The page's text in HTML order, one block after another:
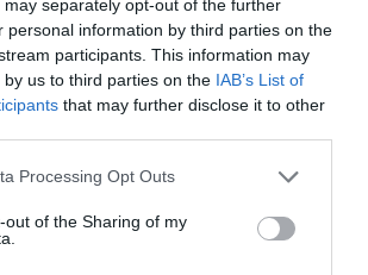
separately opt-out of the further
personal information by third parties on the
participants. This information may
us to third parties on the IAB’s List of
that may further disclose it to other
Processing Opt Outs
out of the Sharing of my